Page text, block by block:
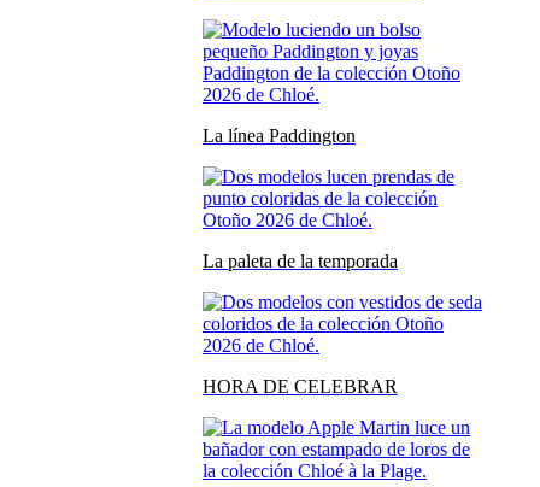
La línea Paddington
La paleta de la temporada
HORA DE CELEBRAR